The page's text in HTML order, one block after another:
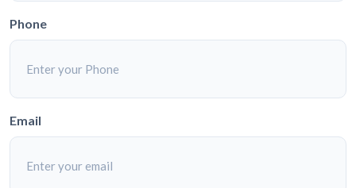
Phone
Email